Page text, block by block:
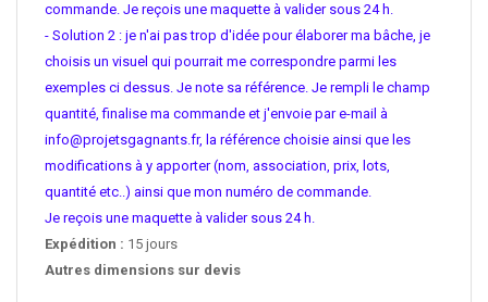
commande. Je reçois une maquette à valider sous 24 h.
- Solution 2 : je n'ai pas trop d'idée pour élaborer ma bâche, je
choisis un visuel qui pourrait me correspondre parmi les
exemples ci dessus. Je note sa référence. Je rempli le champ
quantité, finalise ma commande et j'envoie par e-mail à
info@projetsgagnants.fr, la référence choisie ainsi que les
modifications à y apporter (nom, association, prix, lots,
quantité etc..) ainsi que mon numéro de commande.
Je reçois une maquette à valider sous 24 h.
Expédition : 15 jours
Autres dimensions sur devis